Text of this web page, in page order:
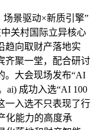
景驱动×新质引擎”
关村国际立异核心
趋向取财产落地实
齐聚一堂，配合研讨
。大会现场发布“AI
ai) 成功入选“AI 100
一入选不只表现了行
化能力的高度承